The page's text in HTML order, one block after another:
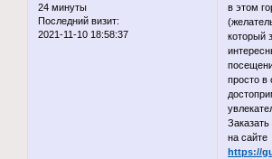
24 минуты
Последний визит:
2021-11-10 18:58:37
в этом
который
просто в
на сайте
https://